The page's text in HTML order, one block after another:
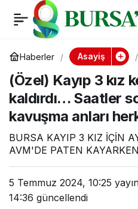
Haberler Asayiş
(Özel) Kayıp 3 kız
kaldırdı… Saatler
kavuşma anları
BURSA KAYIP 3 KIZ İÇİN
AVM'DE PATEN
5 Temmuz 2024, 10:25
14:36 güncellendi
(Özel) Kayıp 3 kız
kenti ayağa kaldırdı…
Saatler sonra
ailelerine kavuşma
anları herkesi
duygulandırdı